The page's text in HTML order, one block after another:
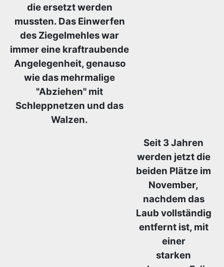
die ersetzt werden
mussten. Das Einwerfen
des Ziegelmehles war
immer eine kraftraubende
Angelegenheit, genauso
wie das mehrmalige
"Abziehen" mit
Schleppnetzen und das
Walzen.
Seit 3 Jahren
werden jetzt die
beiden Plätze im
November,
nachdem das
Laub vollständig
entfernt ist, mit
einer
starken